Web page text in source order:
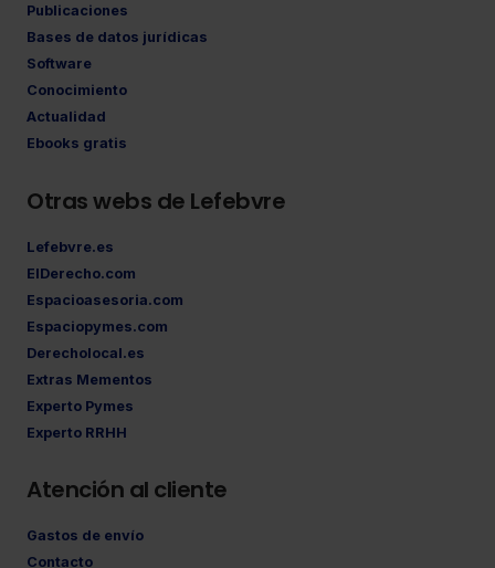
Publicaciones
Bases de datos jurídicas
Software
Conocimiento
Actualidad
Ebooks gratis
Otras webs de Lefebvre
Lefebvre.es
ElDerecho.com
Espacioasesoria.com
Espaciopymes.com
Derecholocal.es
Extras Mementos
Experto Pymes
Experto RRHH
Atención al cliente
Gastos de envío
Contacto